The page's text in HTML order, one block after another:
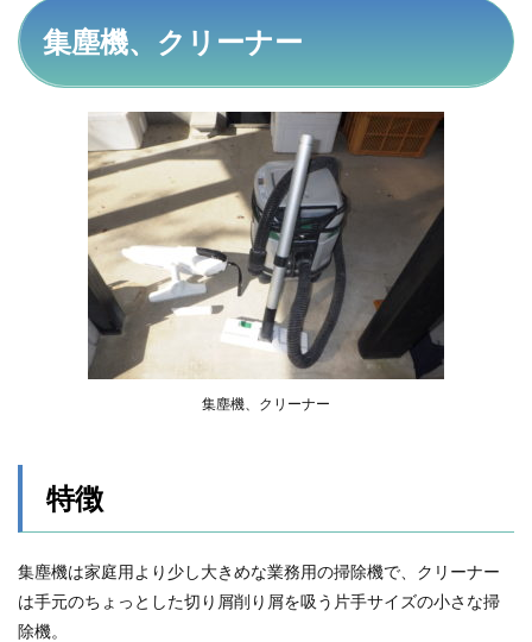
集塵機、クリーナー
集塵機、クリーナー
特徴
集塵機は家庭用より少し大きめな業務用の掃除機で、クリーナー
は手元のちょっとした切り屑削り屑を吸う片手サイズの小さな掃
除機。